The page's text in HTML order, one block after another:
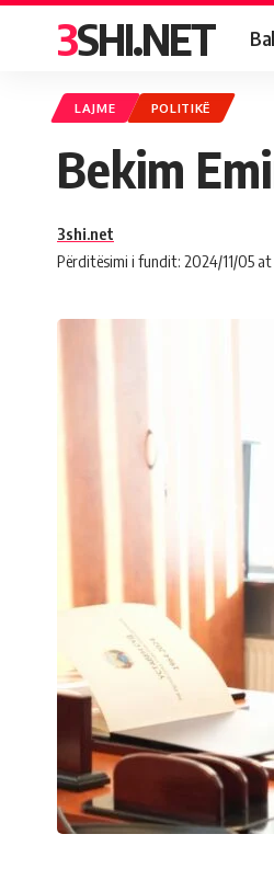
3SHI.NET
LAJME POLITIKË
Bekim
Përditësimi i fundit: 2024/11/05 at
3shi.net